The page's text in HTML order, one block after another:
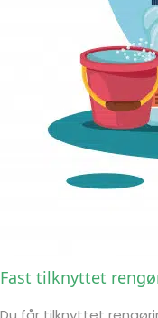
Fast tilknyttet